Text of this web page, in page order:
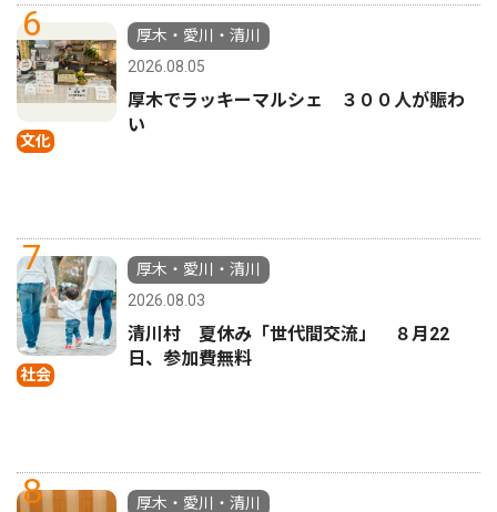
6
文化
厚木・愛川・清川
2026.08.05
厚木でラッキーマルシェ ３００人が賑わ
い
7
社会
厚木・愛川・清川
2026.08.03
清川村 夏休み「世代間交流」 ８月22
日、参加費無料
8
厚木・愛川・清川